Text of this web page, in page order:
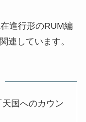
進行形のRUM編
連しています。
天国へのカウン